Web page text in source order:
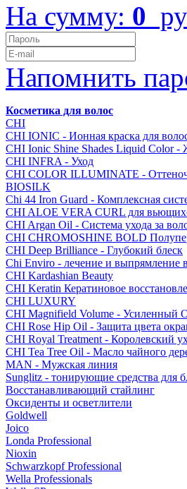
На сумму: 0
Напомнить
Косметика для волос
CHI
CHI IONIC - Ионная краска для
CHI Ionic Shine Shades Liquid Color -
CHI INFRA - Уход
CHI COLOR ILLUMINATE -
BIOSILK
Chi 44 Iron Guard - Комплексная
CHI ALOE VERA CURL для
CHI Argan Oil - Cистема ухода за
CHI CHROMOSHINE BOLD
CHI Deep Brilliance - Глубокий блеск
Chi Enviro - лечение и выпрямление
CHI Kardashian Beauty
CHI Keratin Кератиновое
CHI LUXURY
CHI Magnifield Volume - Усиленный
CHI Rose Hip Oil - Защита цвета
CHI Royal Treatment - Королевский
CHI Tea Tree Oil - Масло чайного
MAN - Мужская линия
Sunglitz - тонирующие средства для
Восстанавливающий стайлинг
Оксиденты и осветлители
Goldwell
Joico
Londa Professional
Nioxin
Schwarzkopf Professional
Wella Professionals